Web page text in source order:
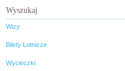
Wyszukaj
Wizy
Bilety Lotnicze
Wycieczki